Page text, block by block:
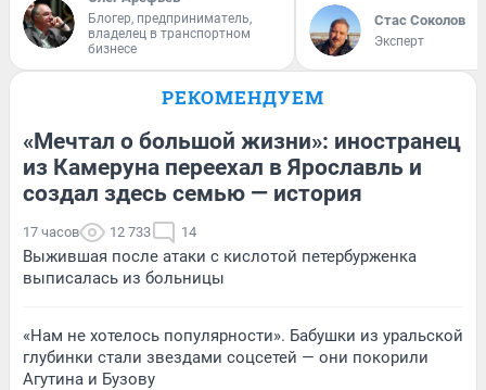
Блогер, предприниматель,
владелец в транспортном
бизнесе
Стас Соколов
Эксперт
РЕКОМЕНДУЕМ
«Мечтал о большой жизни»: иностранец
из Камеруна переехал в Ярославль и
создал здесь семью — история
17 часов 12 733 14
Выжившая после атаки с кислотой петербурженка
выписалась из больницы
«Нам не хотелось популярности». Бабушки из уральской
глубинки стали звездами соцсетей — они покорили
Агутина и Бузову